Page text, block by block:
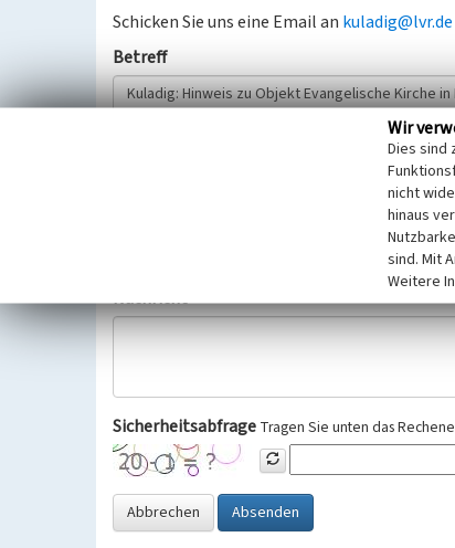
Schicken Sie uns eine Email an kuladig@lvr.de
Betreff
Wir bitten Sie um freiwillige Angabe Ihres Namens
Selbstverständlich werden diese entsprechend der
Datenschutzgrundverordnung (EU-DSGVO)
Nachricht
Sicherheitsabfrage Tragen Sie unten das
Abbrechen Absenden
Wir
Dies sind
nicht
hinaus
sind. Mit
Weitere